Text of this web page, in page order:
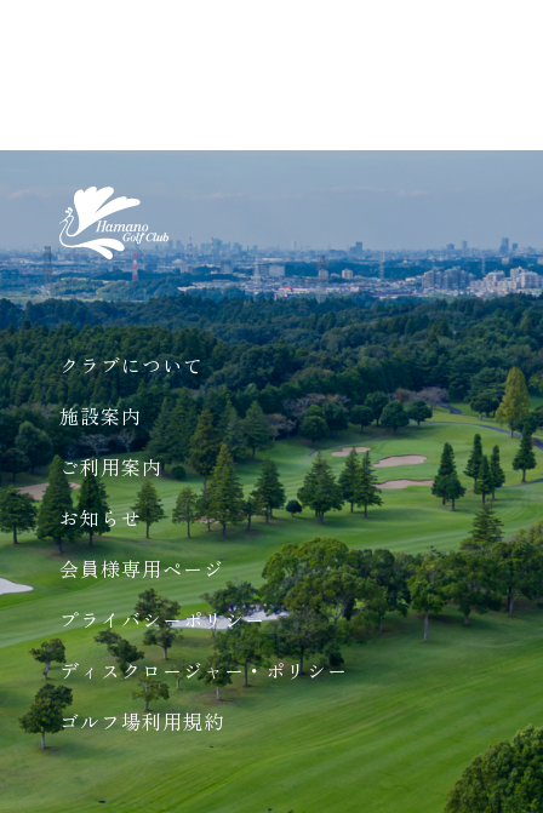
クラブについて
施設案内
ご利用案内
お知らせ
会員様専用ページ
プライバシーポリシー
ディスクロージャー・ポリシー
ゴルフ場利用規約